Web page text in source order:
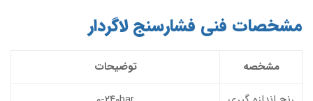
مشخصات فنی فشارسنجلاگردار
مشخصه
توضیحات